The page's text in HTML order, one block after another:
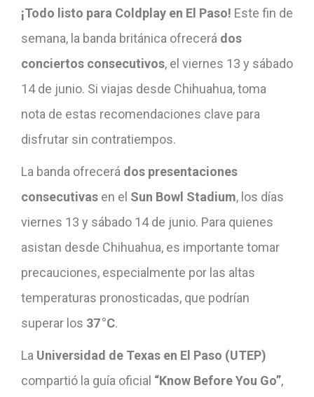
¡Todo listo para Coldplay en El Paso! Este fin de
semana, la banda británica ofrecerá dos
conciertos consecutivos, el viernes 13 y sábado
14 de junio. Si viajas desde Chihuahua, toma
nota de estas recomendaciones clave para
disfrutar sin contratiempos.
La banda ofrecerá dos presentaciones
consecutivas en el Sun Bowl Stadium, los días
viernes 13 y sábado 14 de junio. Para quienes
asistan desde Chihuahua, es importante tomar
precauciones, especialmente por las altas
temperaturas pronosticadas, que podrían
superar los 37 °C.
La Universidad de Texas en El Paso (UTEP)
compartió la guía oficial “Know Before You Go”,